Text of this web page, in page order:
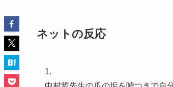
ネットの反応
1.